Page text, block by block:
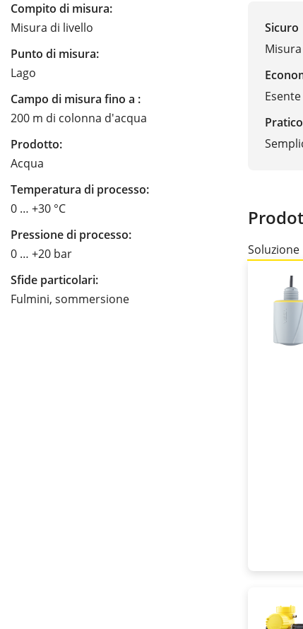
Compito di misura:
Misura di livello
Punto di misura:
Lago
Campo di misura fino a :
200 m di colonna d'acqua
Prodotto:
Acqua
Temperatura di processo:
0 … +30 °C
Pressione di processo:
0 … +20 bar
Sfide particolari:
Fulmini, sommersione
Sicuro
Pratico
Soluzione